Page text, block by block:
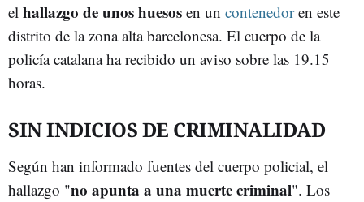
el hallazgo de unos huesos en un contenedoren este
distrito de la zona alta barcelonesa. El cuerpo de la
policía catalana ha recibido un aviso sobre las 19.15
horas.
SIN INDICIOS DE CRIMINALIDAD
Según han informado fuentes del cuerpo policial, el
hallazgo "no apunta a una muerte criminal". Los